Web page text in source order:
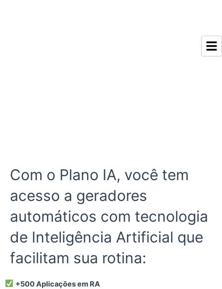
Com o Plano IA, você tem
acesso a geradores
automáticos com tecnologia
de Inteligência Artificial que
facilitam sua rotina:
+500 Aplicações em RA